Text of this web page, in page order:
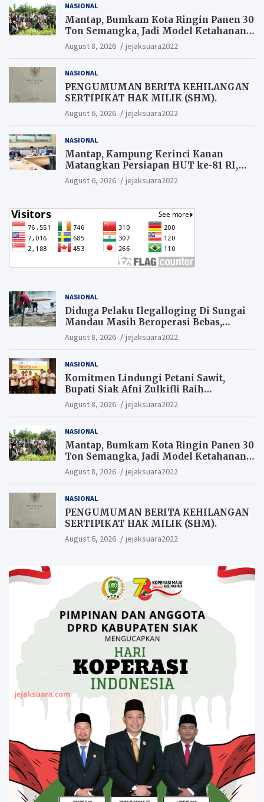
NASIONAL
Mantap, Bumkam Kota Ringin Panen 30
Ton Semangka, Jadi Model Ketahanan
Pangan Siak.
August 8, 2026 jejaksuara2022
NASIONAL
PENGUMUMAN BERITA KEHILANGAN
SERTIPIKAT HAK MILIK (SHM).
August 6, 2026 jejaksuara2022
NASIONAL
Mantap, Kampung Kerinci Kanan
Matangkan Persiapan HUT ke-81 RI,
Warga yang ikut Upacara
Berkesempatan Raih Hadiah
August 6, 2026 jejaksuara2022
NASIONAL
Diduga Pelaku Ilegalloging Di Sungai
Mandau Masih Beroperasi Bebas,
Masyarakat Minta Aparat Penegak
Hukum Segera Tangkap Aktor Dan
August 8, 2026 jejaksuara2022
NASIONAL
Komitmen Lindungi Petani Sawit,
Bupati Siak Afni Zulkifli Raih
Penghargaan SIEXPO 2026
August 8, 2026 jejaksuara2022
NASIONAL
Mantap, Bumkam Kota Ringin Panen 30
Ton Semangka, Jadi Model Ketahanan
Pangan Siak.
August 8, 2026 jejaksuara2022
NASIONAL
PENGUMUMAN BERITA KEHILANGAN
SERTIPIKAT HAK MILIK (SHM).
August 6, 2026 jejaksuara2022